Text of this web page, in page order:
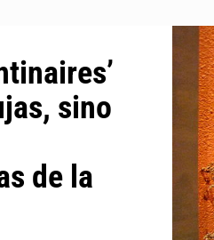
sino
de la